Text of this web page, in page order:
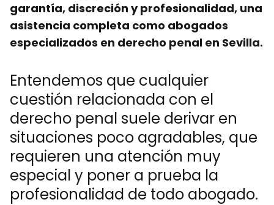
garantía, discreción y profesionalidad, una
asistencia completa como abogados
especializados en derecho penal en Sevilla.
Entendemos que cualquier
cuestión relacionada con el
derecho penal suele derivar en
situaciones poco agradables, que
requieren una atención muy
especial y poner a prueba la
profesionalidad de todo abogado.